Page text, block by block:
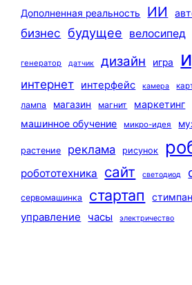
Дополненная реальность ИИ
бизнес будущее велосипед
генератор датчик дизайн игра
интернет интерфейс камера
лампа
магазин магнит
маркетинг
машинное обучение
микро-идея
растение реклама рисунок
робототехника сайт светодиод
сервомашинка стартап
управление часы электричество